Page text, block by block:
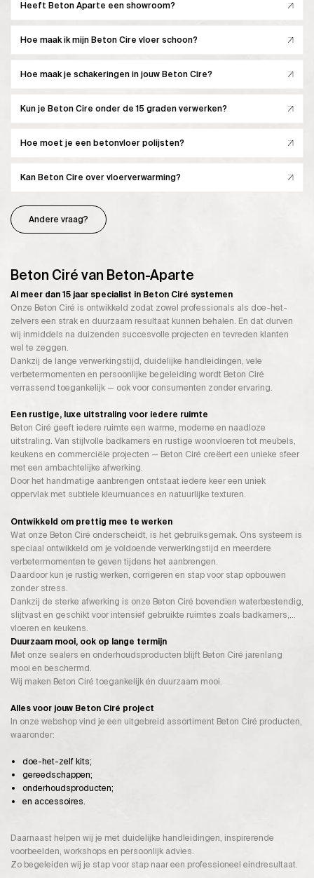
Heeft Beton Aparte een showroom?
Hoe maak ik mijn Beton Cire vloer schoon?
Hoe maak je schakeringen in jouw Beton Cire?
Kun je Beton Cire onder de 15 graden verwerken?
Hoe moet je een betonvloer polijsten?
Kan Beton Cire over vloerverwarming?
Andere vraag?
Beton Ciré van Beton-Aparte
Al meer dan 15 jaar specialist in Beton Ciré systemen
Onze Beton Ciré is ontwikkeld zodat zowel professionals als doe-het-
zelvers een strak en duurzaam resultaat kunnen behalen. En dat durven
wij inmiddels na duizenden succesvolle projecten en tevreden klanten
wel te zeggen.
Dankzij de lange verwerkingstijd, duidelijke handleidingen, vele
verbetermomenten en persoonlijke begeleiding wordt Beton Ciré
verrassend toegankelijk — ook voor consumenten zonder ervaring.
Een rustige, luxe uitstraling voor iedere ruimte
Beton Ciré geeft iedere ruimte een warme, moderne en naadloze
uitstraling. Van stijlvolle badkamers en rustige woonvloeren tot meubels,
keukens en commerciële projecten — Beton Ciré creëert een unieke sfeer
met een ambachtelijke afwerking.
Door het handmatige aanbrengen ontstaat iedere keer een uniek
oppervlak met subtiele kleurnuances en natuurlijke texturen.
Ontwikkeld om prettig mee te werken
Wat onze Beton Ciré onderscheidt, is het gebruiksgemak. Ons systeem is
speciaal ontwikkeld om je voldoende verwerkingstijd en meerdere
verbetermomenten te geven tijdens het aanbrengen.
Daardoor kun je rustig werken, corrigeren en stap voor stap opbouwen
zonder stress.
Dankzij de sterke afwerking is onze Beton Ciré bovendien waterbestendig,
slijtvast en geschikt voor intensief gebruikte ruimtes zoals badkamers,
vloeren en keukens.
Duurzaam mooi, ook op lange termijn
Met onze sealers en onderhoudsproducten blijft Beton Ciré jarenlang
mooi en beschermd.
Wij maken Beton Ciré toegankelijk én duurzaam mooi.
Alles voor jouw Beton Ciré project
In onze webshop vind je een uitgebreid assortiment Beton Ciré producten,
waaronder:
doe-het-zelf kits;
gereedschappen;
onderhoudsproducten;
en accessoires.
Daarnaast helpen wij je met duidelijke handleidingen, inspirerende
voorbeelden, workshops en persoonlijk advies.
Zo begeleiden wij je stap voor stap naar een professioneel eindresultaat.